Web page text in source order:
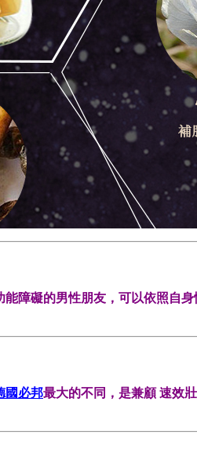
障礙的男性朋友，可以依照自
國必邦最大的不同，是兼顧 速效